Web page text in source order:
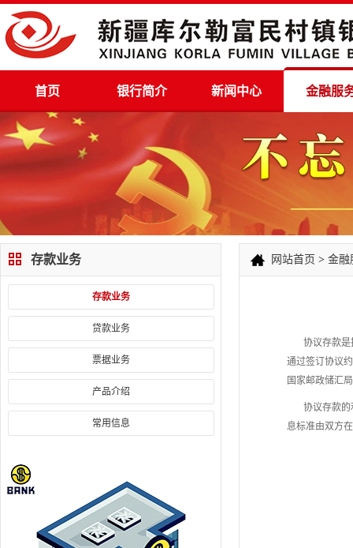
首页 银行简介 新闻中心 金融服
存款业务
存款业务
贷款业务
票据业务
产品介绍
常用信息
网站首页 > 金融
协议存款是指
通过签订协议
国家邮政储汇
协议存款的利
息标准由双方